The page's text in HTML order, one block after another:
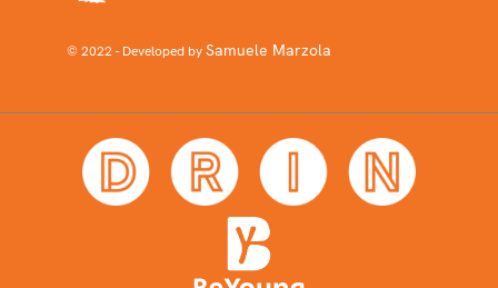
© 2022 - Developed bySamuele Marzola